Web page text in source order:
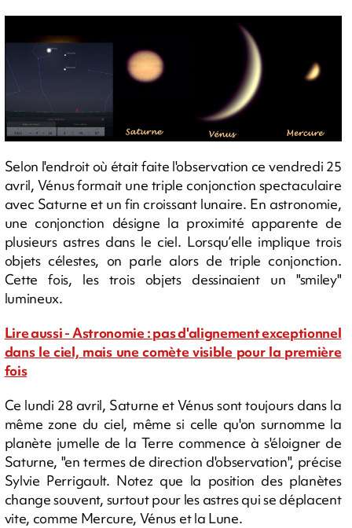
Selon l'endroit où était faite l'observation ce vendredi 25
avril, Vénus formait une triple conjonction spectaculaire
avec Saturne et un fin croissant lunaire. En astronomie,
une conjonction désigne la proximité apparente de
plusieurs astres dans le ciel. Lorsqu’elle implique trois
objets célestes, on parle alors de triple conjonction.
Cette fois, les trois objets dessinaient un "smiley"
lumineux.
Lire aussi - Astronomie : pas d'alignement exceptionnel
dans le ciel, mais une comète visible pour la première
fois
Ce lundi 28 avril, Saturne et Vénus sont toujours dans la
même zone du ciel, même si celle qu'on surnomme la
planète jumelle de la Terre commence à s'éloigner de
Saturne, "en termes de direction d'observation", précise
Sylvie Perrigault. Notez que la position des planètes
change souvent, surtout pour les astres qui se déplacent
vite, comme Mercure, Vénus et la Lune.